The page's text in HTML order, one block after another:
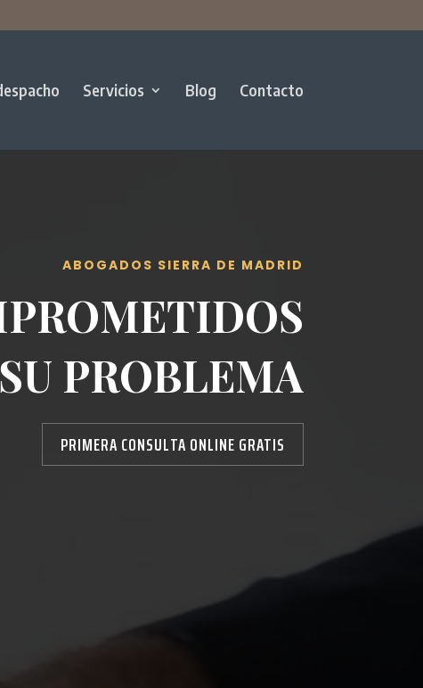
Servicios Blog Contacto
ABOGADOS SIERRA DE MADRID
PROBLEMA
PRIMERA CONSULTA ONLINE GRATIS